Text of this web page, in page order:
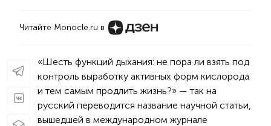
Читайте Monocle.ru в
«Шесть функций дыхания: не пора ли взять под
контроль выработку активных форм кислорода
и тем самым продлить жизнь?» — так на
русский переводится название научной статьи,
вышедшей в международном журнале